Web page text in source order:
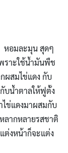
หอมละมุน สุดๆ
ราะใช้น้ำมันพืช
ผสมไข่แดง กับ
บน้ำตาลให้ฟูตั้ง
ไข่แดงมาผสมกับ
ลากหลายรสชาติ
ต่งหน้าก็จะแต่ง